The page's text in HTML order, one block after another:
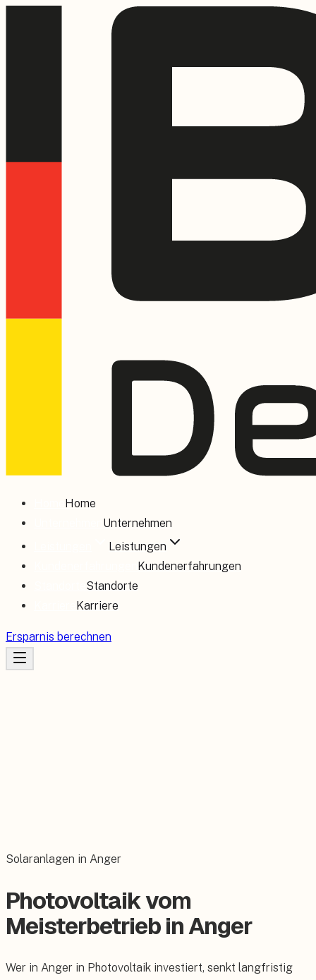
Home
Unternehmen
Leistungen
Kundenerfahrungen
Standorte
Karriere
Ersparnis berechnen
Solaranlagen in Anger
Photovoltaik vom
Meisterbetrieb in Anger
Wer in Anger in Photovoltaik investiert, senkt langfristig